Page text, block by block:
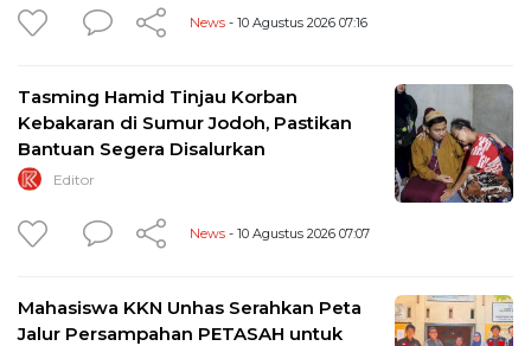
News - 10 Agustus 2026 07:16
Tasming Hamid Tinjau Korban
Kebakaran di Sumur Jodoh, Pastikan
Bantuan Segera Disalurkan
Editor
News - 10 Agustus 2026 07:07
Mahasiswa KKN Unhas Serahkan Peta
Jalur Persampahan PETASAH untuk